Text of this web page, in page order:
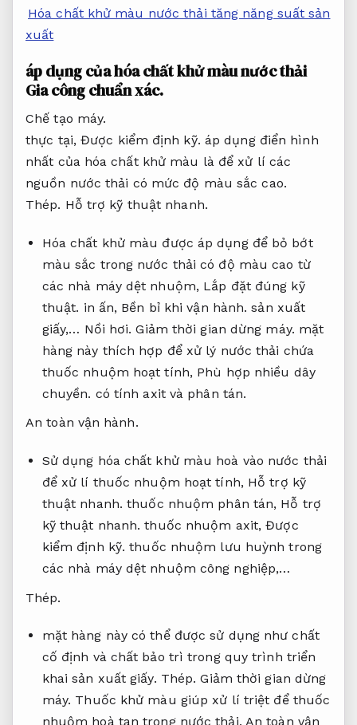
Hóa chất khử màu nước thải tăng năng suất sản
xuất
áp dụng của hóa chất khử màu nước thải
Gia công chuẩn xác.
Chế tạo máy.
thực tại, Được kiểm định kỹ. áp dụng điển hình
nhất của hóa chất khử màu là để xử lí các
nguồn nước thải có mức độ màu sắc cao.
Thép. Hỗ trợ kỹ thuật nhanh.
Hóa chất khử màu được áp dụng để bỏ bớt
màu sắc trong nước thải có độ màu cao từ
các nhà máy dệt nhuộm, Lắp đặt đúng kỹ
thuật. in ấn, Bền bỉ khi vận hành. sản xuất
giấy,… Nồi hơi. Giảm thời gian dừng máy. mặt
hàng này thích hợp để xử lý nước thải chứa
thuốc nhuộm hoạt tính, Phù hợp nhiều dây
chuyền. có tính axit và phân tán.
An toàn vận hành.
Sử dụng hóa chất khử màu hoà vào nước thải
để xử lí thuốc nhuộm hoạt tính, Hỗ trợ kỹ
thuật nhanh. thuốc nhuộm phân tán, Hỗ trợ
kỹ thuật nhanh. thuốc nhuộm axit,Được
kiểm định kỹ. thuốc nhuộm lưu huỳnh trong
các nhà máy dệt nhuộm công nghiệp,…
Thép.
mặt hàng này có thể được sử dụng như chất
cố định và chất bảo trì trong quy trình triển
khai sản xuất giấy. Thép. Giảm thời gian dừng
máy. Thuốc khử màu giúp xử lí triệt để thuốc
nhuộm hoà tan trong nước thải. An toàn vận